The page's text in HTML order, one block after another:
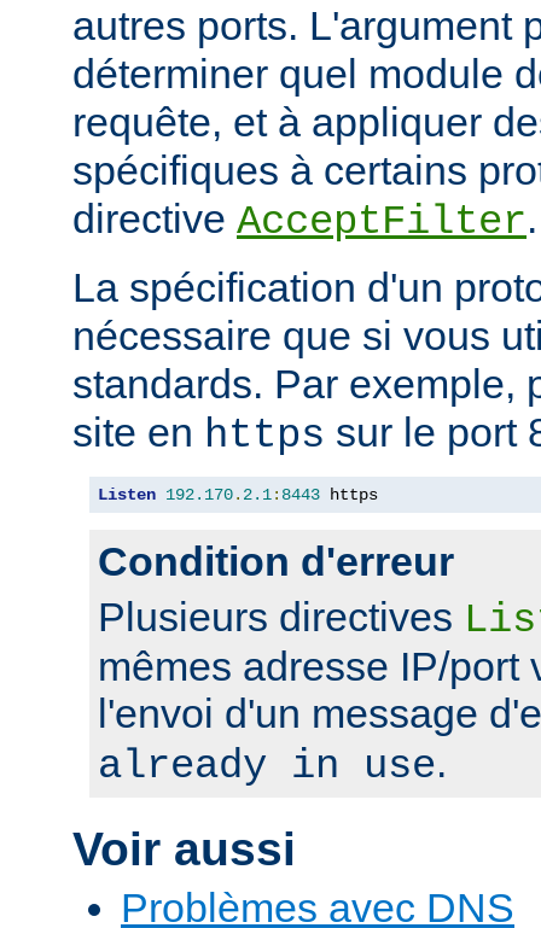
autres ports. L'argument
déterminer quel module
requête, et à appliquer
spécifiques à certains
directive AcceptFilter.
La spécification d'un
nécessaire que si vous
standards. Par exemple,
site en https sur le port
Listen 192.170. 2.1: 8443 https
Condition d'erreur
Plusieurs directives
mêmes adresse IP/port
l'envoi d'un message
already in use.
Voir aussi
Problèmes avec DNS